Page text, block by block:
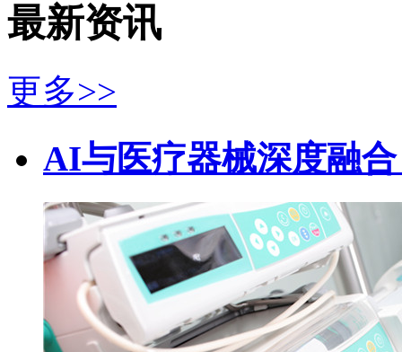
最新资讯
更多>>
AI与医疗器械深度融